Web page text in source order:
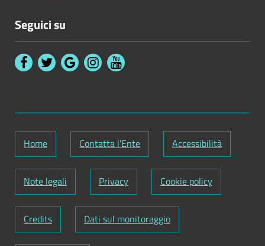
Seguici su
Home Contatta l'Ente Accessibilità
Note legali Privacy Cookie policy
Credits Dati sul monitoraggio